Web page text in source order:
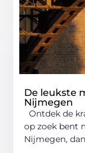
De leukste
Nijmegen
Ontdek de
op zoek bent
Nijmegen,